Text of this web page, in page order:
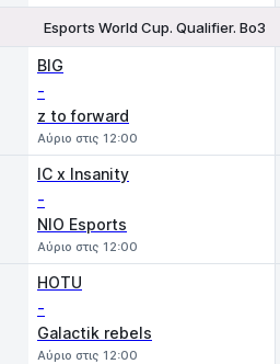
Esports World Cup. Qualifier. Bo3
BIG
-
z to forward
Αύριο στις 12:00
IC x Insanity
-
NIO Esports
Αύριο στις 12:00
HOTU
-
Galactik rebels
Αύριο στις 12:00